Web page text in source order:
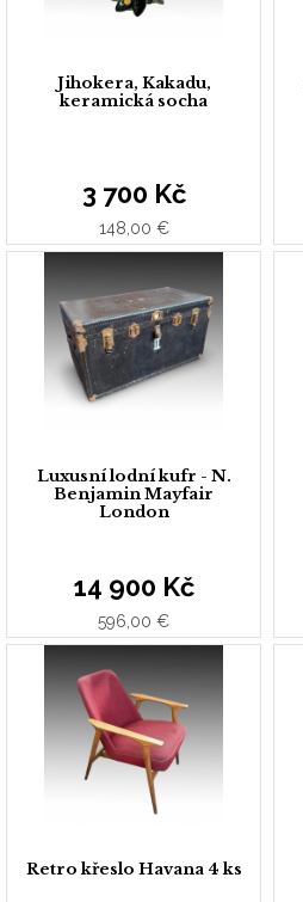
Jihokera, Kakadu,
keramická socha
3 700 Kč
148,00 €
Luxusní lodní kufr - N.
Benjamin Mayfair
London
14 900 Kč
596,00 €
Retro křeslo Havana 4 ks